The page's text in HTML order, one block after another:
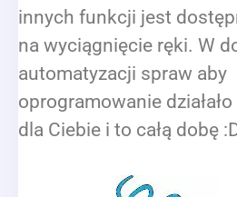
innych funkcji jest
na wyciągnięcie ręki. W
automatyzacji spraw aby
oprogramowanie
dla Ciebie i to całą dobę